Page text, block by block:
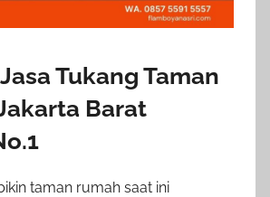
Tukang Taman
Barat
taman rumah saat ini